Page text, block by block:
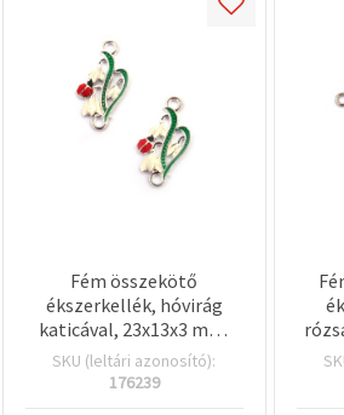
Fém összekötő
ékszerkellék, hóvirág
katicával, 23x13x3 mm,
furat: 2 mm, ezüst színű –
2 db
SKU (leltári azonosító):
176239